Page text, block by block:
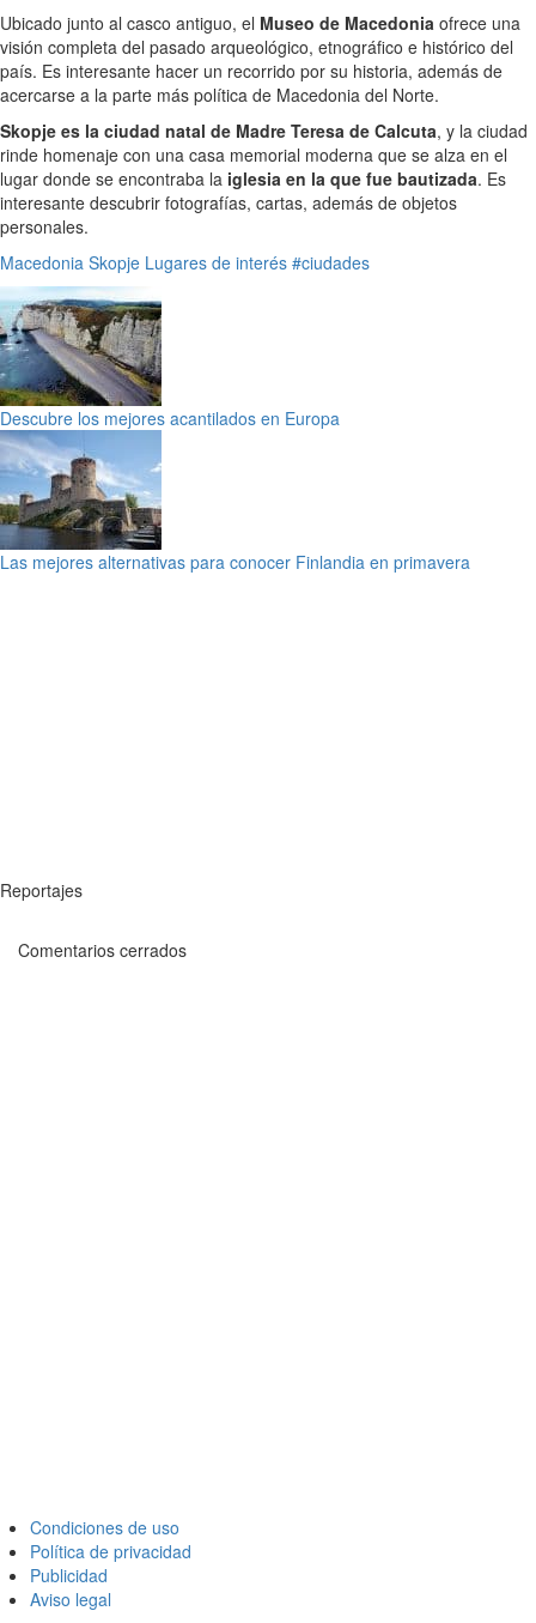
Ubicado junto al casco antiguo, el Museo de Macedonia ofrece una
visión completa del pasado arqueológico, etnográfico e histórico del
país. Es interesante hacer un recorrido por su historia, además de
acercarse a la parte más política de Macedonia del Norte.
Skopje es la ciudad natal de Madre Teresa de Calcuta, y la ciudad
rinde homenaje con una casa memorial moderna que se alza en el
lugar donde se encontraba la iglesia en la que fue bautizada. Es
interesante descubrir fotografías, cartas, además de objetos
personales.
Macedonia Skopje Lugares de interés #ciudades
Descubre los mejores acantilados en Europa
Las mejores alternativas para conocer Finlandia en primavera
Reportajes
Comentarios cerrados
Condiciones de uso
Política de privacidad
Publicidad
Aviso legal